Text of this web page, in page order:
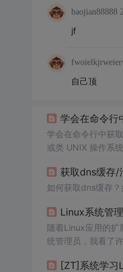
baojian88888
jf
自己顶
学会在命令行
学会在命令行中获取帮助 在 Linux 环境中，如果你遇到困难，可以使用man命令，它是Manual pages的缩
或类 UNIX 操作系
获取dns缓存/
如何获取dns缓存
Linux系统管
随着Linux应用的扩
统管理员，我看了
[ZT]系统学习